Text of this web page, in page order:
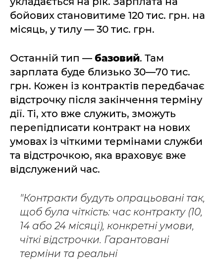
бойових становитиме 120 тис. грн. на
місяць, у тилу — 30 тис. грн.
Останній тип — базовий. Там
зарплата буде близько 30—70 тис.
грн. Кожен із контрактів передбачає
відстрочку після закінчення терміну
дії. Ті, хто вже служить, зможуть
перепідписати контракт на нових
умовах із чіткими термінами служби
та відстрочкою, яка враховує вже
відслужений час.
"Контракти будуть опрацьовані так,
щоб була чіткість: час контракту (10,
14 або 24 місяці), конкретні умови,
чіткі відстрочки. Гарантовані
терміни та реальні